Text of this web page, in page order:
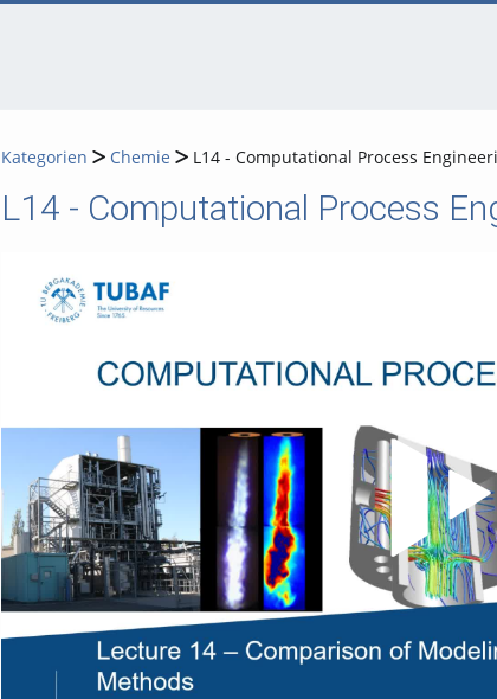
Kategorien Chemie L14 - Computational Process
L14 - Computational Process